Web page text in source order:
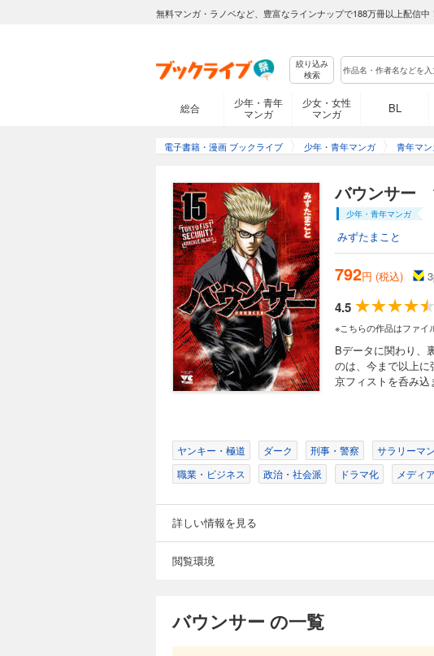
無料マンガ・ラノベなど、豊富なラインナップで188万冊以上配信中！
絞り込み
検索
総合
少年・青年
マンガ
少女・女性
マンガ
BL
電子書籍・漫画 ブックライブ 少年・青年マンガ 青年マ
バウンサー
少年・青年マンガ
みずたまこと
792円 (税込) 3
4.5
※こちらの作品はファイ
Bデータに関わり、
のは、今まで以上
京フィストを呑み
ヤンキー・極道 ダーク 刑事・警察 サラリーマン
職業・ビジネス
政治・社会派 ドラマ化 メディ
詳しい情報を見る
閲覧環境
バウンサー の一覧
バウンサー 6
704円 (税込)
左目の視力という代償を払いながら
の死角で危険な状態に陥っていた男
バウンサー 7
704円 (税込)
用心棒として成長を続ける「最高の
か…!?
バウンサー 8
704円 (税込)
元関暴連幹部・黒須東阿と対峙する
バウンサー 9
704円 (税込)
バウンサー 10